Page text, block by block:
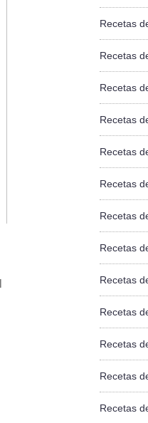
Recetas
Recetas
Recetas
Recetas
Recetas
Recetas
Recetas
Recetas
Recetas
Recetas
Recetas
Recetas
Recetas